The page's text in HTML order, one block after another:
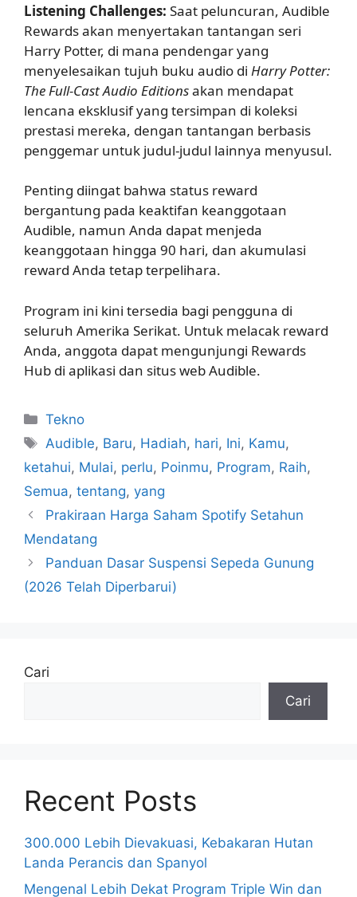
Listening Challenges: Saat peluncuran, Audible
Rewards akan menyertakan tantangan seri
Harry Potter, di mana pendengar yang
menyelesaikan tujuh buku audio di Harry Potter:
The Full-Cast Audio Editionsakan mendapat
lencana eksklusif yang tersimpan di koleksi
prestasi mereka, dengan tantangan berbasis
penggemar untuk judul-judul lainnya menyusul.
Penting diingat bahwa status reward
bergantung pada keaktifan keanggotaan
Audible, namun Anda dapat menjeda
keanggotaan hingga 90 hari, dan akumulasi
reward Anda tetap terpelihara.
Program ini kini tersedia bagi pengguna di
seluruh Amerika Serikat. Untuk melacak reward
Anda, anggota dapat mengunjungi Rewards
Hub di aplikasi dan situs web Audible.
Kategori
Tekno
Tag
Audible, Baru, Hadiah, hari, Ini, Kamu,
ketahui, Mulai, perlu, Poinmu, Program, Raih,
Semua, tentang, yang
Prakiraan Harga Saham Spotify Setahun
Mendatang
Panduan Dasar Suspensi Sepeda Gunung
(2026 Telah Diperbarui)
Cari
Cari
Recent Posts
300.000 Lebih Dievakuasi, Kebakaran Hutan
Landa Perancis dan Spanyol
Mengenal Lebih Dekat Program Triple Win dan